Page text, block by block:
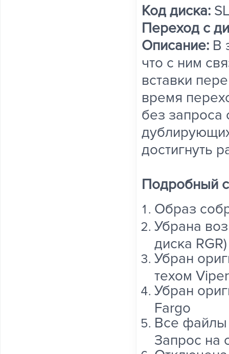
Код диска:
Переход с
Описание: В
что с ним
вставки
время
без запроса
достигнуть
Подробный
Образ
Убрана
диска
Убран
техом Viper
Убран
Fargo
Все файлы
Запрос на